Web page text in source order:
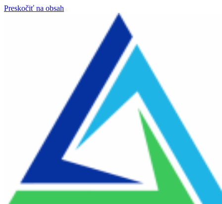
Preskočiť na obsah